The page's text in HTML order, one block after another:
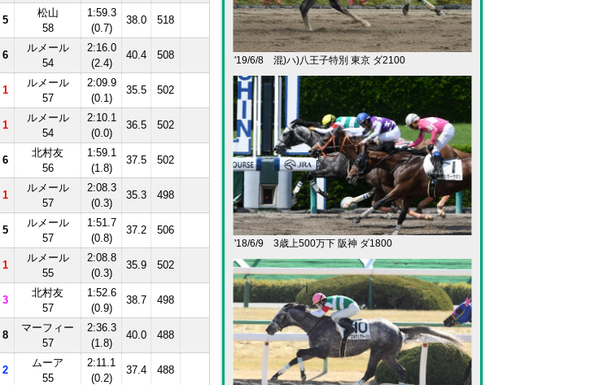
5
松山
58
1:59.3
(0.7)
38.0 518
6
ルメール
54
2:16.0
(2.4)
40.4 508
1
ルメール
57
2:09.9
(0.1)
35.5 502
1
ルメール
54
2:10.1
(0.0)
36.5 502
6
北村友
56
1:59.1
(1.8)
37.5 502
1
ルメール
57
2:08.3
(0.3)
35.3 498
5
ルメール
57
1:51.7
(0.8)
37.2 506
1
ルメール
55
2:08.8
(0.3)
35.9 502
3
北村友
57
1:52.6
(0.9)
38.7 498
8
マーフィー
57
2:36.3
(1.8)
40.0 488
2
ムーア
55
2:11.1
(0.2)
37.4 488
'19/6/8 混)ハ)八王子特別 東京 ダ2100
'18/6/9 3歳上500万下 阪神 ダ1800